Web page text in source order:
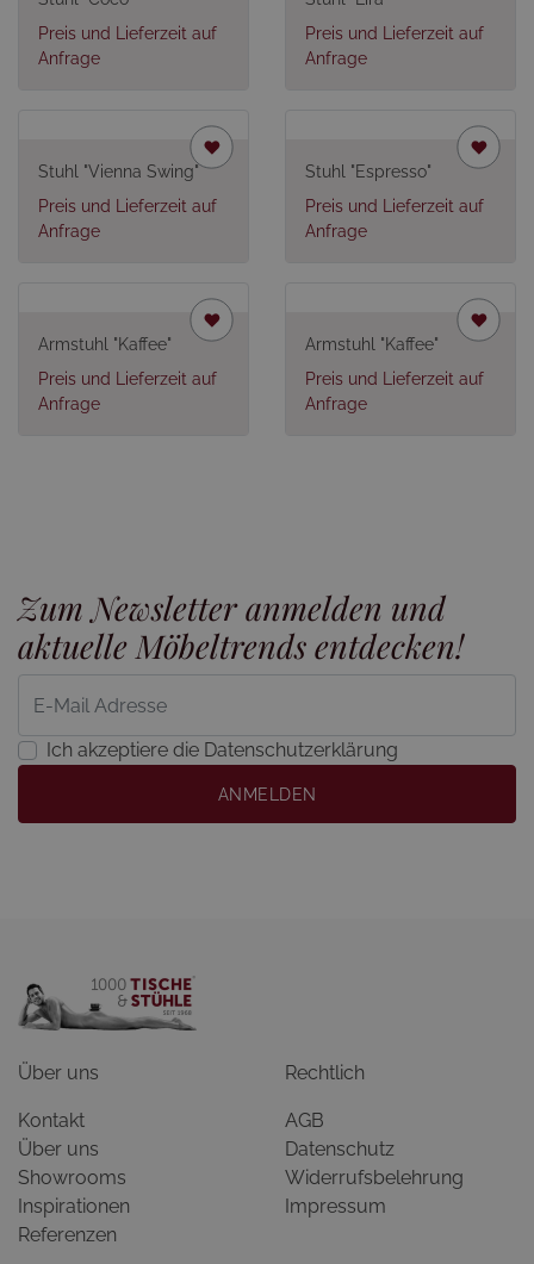
Preis und Lieferzeit auf
Anfrage
Preis und Lieferzeit auf
Anfrage
Stuhl "Vienna Swing"
Preis und Lieferzeit auf
Anfrage
Stuhl "Espresso"
Preis und Lieferzeit auf
Anfrage
Armstuhl "Kaffee"
Preis und Lieferzeit auf
Anfrage
Armstuhl "Kaffee"
Preis und Lieferzeit auf
Anfrage
Zum Newsletter anmelden und
aktuelle Möbeltrends entdecken!
Ich akzeptiere die Datenschutzerklärung
ANMELDEN
Über uns
Kontakt
Über uns
Showrooms
Inspirationen
Referenzen
Rechtlich
AGB
Datenschutz
Widerrufsbelehrung
Impressum